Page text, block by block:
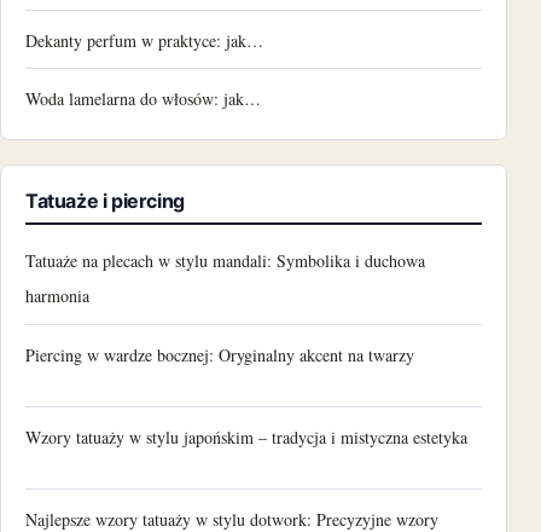
Dekanty perfum w praktyce: jak…
Woda lamelarna do włosów: jak…
Tatuaże i piercing
Tatuaże na plecach w stylu mandali: Symbolika i duchowa
harmonia
Piercing w wardze bocznej: Oryginalny akcent na twarzy
Wzory tatuaży w stylu japońskim – tradycja i mistyczna estetyka
Najlepsze wzory tatuaży w stylu dotwork: Precyzyjne wzory